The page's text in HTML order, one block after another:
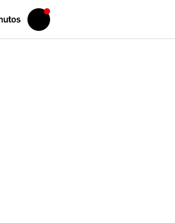
Iniciar
sesión